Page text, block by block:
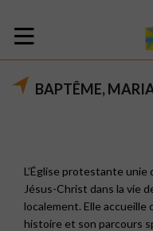
BAPTÊME,
L’Église protestante unie
Jésus-Christ dans la vie
localement. Elle accueille
histoire et son parcours